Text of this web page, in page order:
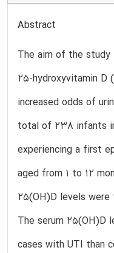
Abstract
The aim of the
25-hydroxyvitamin D
increased odds of
total of 238 infants
experiencing a first
aged from 1 to 12
25(OH)D levels
The serum 25(OH)D
cases with UTI than